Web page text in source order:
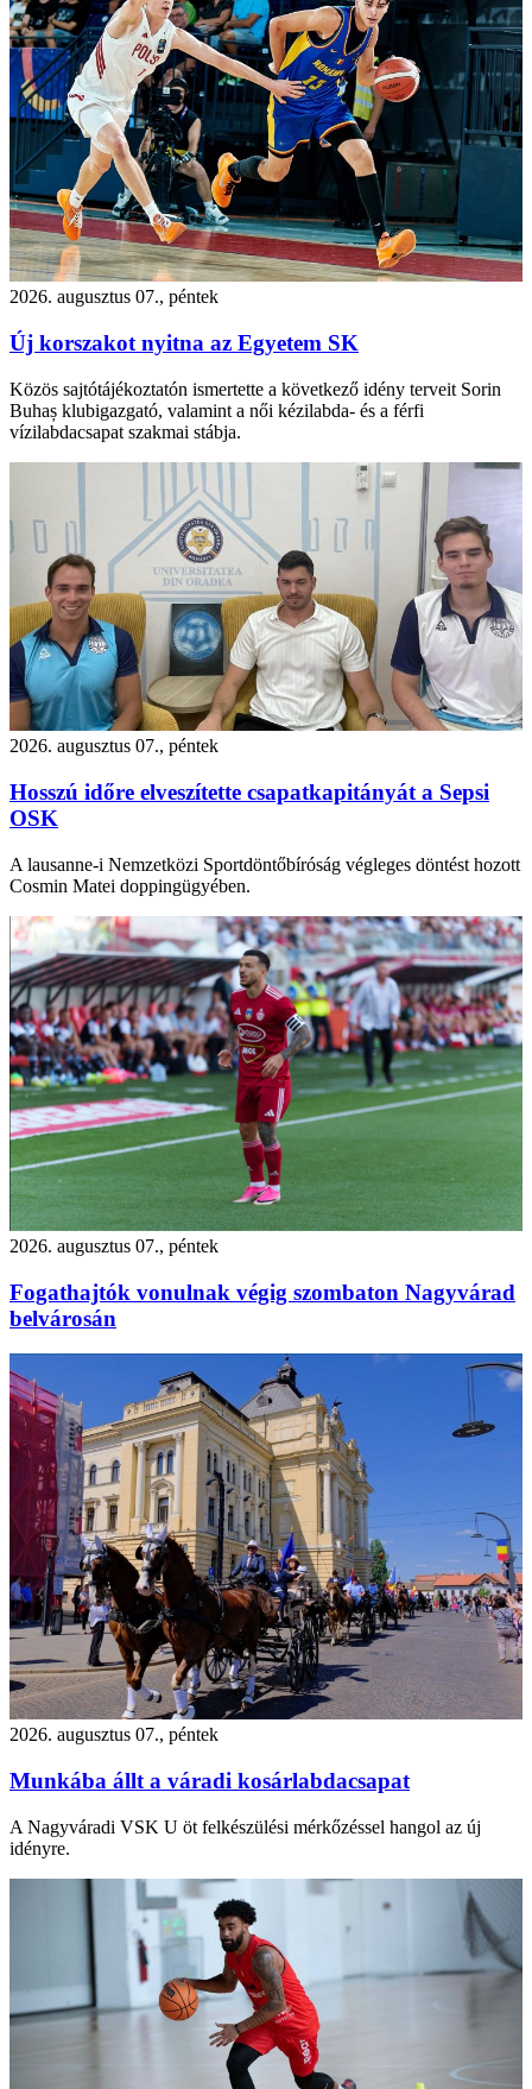
2026. augusztus 07., péntek
Új korszakot nyitna az Egyetem SK
Közös sajtótájékoztatón ismertette a következő idény terveit Sorin
Buhaș klubigazgató, valamint a női kézilabda- és a férfi
vízilabdacsapat szakmai stábja.
2026. augusztus 07., péntek
Hosszú időre elveszítette csapatkapitányát a Sepsi
OSK
A lausanne-i Nemzetközi Sportdöntőbíróság végleges döntést hozott
Cosmin Matei doppingügyében.
2026. augusztus 07., péntek
Fogathajtók vonulnak végig szombaton Nagyvárad
belvárosán
2026. augusztus 07., péntek
Munkába állt a váradi kosárlabdacsapat
A Nagyváradi VSK U öt felkészülési mérkőzéssel hangol az új
idényre.